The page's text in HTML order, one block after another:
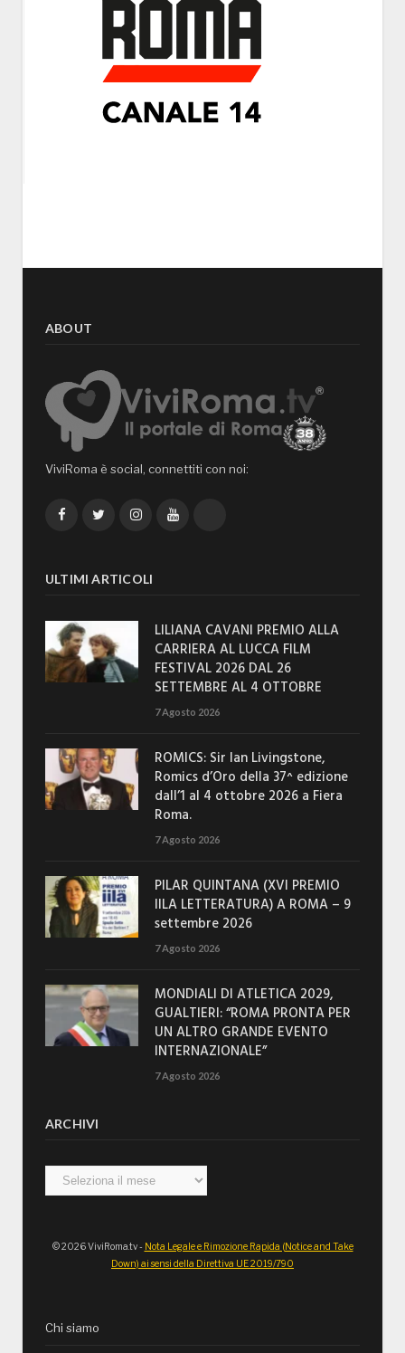
ABOUT
ViviRoma è social, connettiti con noi:
FacebookTwitterInstagramYouTube
ULTIMI ARTICOLI
LILIANA CAVANI PREMIO ALLA
CARRIERA AL LUCCA FILM
FESTIVAL 2026 DAL 26
SETTEMBRE AL 4 OTTOBRE
7 Agosto 2026
ROMICS: Sir Ian Livingstone,
Romics d’Oro della 37^ edizione
dall’1 al 4 ottobre 2026 a Fiera
Roma.
7 Agosto 2026
PILAR QUINTANA (XVI PREMIO
IILA LETTERATURA) A ROMA – 9
settembre 2026
7 Agosto 2026
MONDIALI DI ATLETICA 2029,
GUALTIERI: “ROMA PRONTA PER
UN ALTRO GRANDE EVENTO
INTERNAZIONALE”
7 Agosto 2026
ARCHIVI
Archivi
© 2026 ViviRoma.tv - Nota Legale e Rimozione Rapida (Notice and Take
Down) ai sensi della Direttiva UE 2019/790
Chi siamo